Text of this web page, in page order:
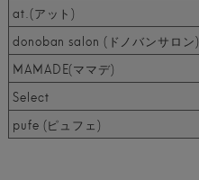
at.(アット)
donoban salon (ドノバンサロン)
MAMADE(ママデ)
Select
pufe (ピュフェ)